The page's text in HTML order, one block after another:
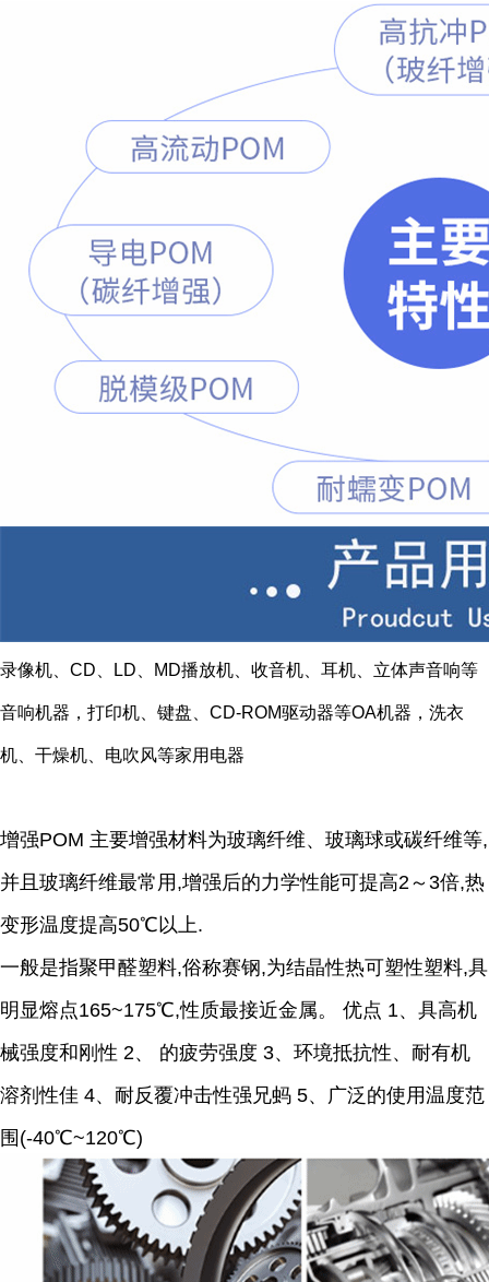
录像机、CD、LD、MD播放机、收音机、耳机、立体声音响等
音响机器，打印机、键盘、CD-ROM驱动器等OA机器，洗衣
机、干燥机、电吹风等家用电器
增强POM 主要增强材料为玻璃纤维、玻璃球或碳纤维等,
并且玻璃纤维最常用,增强后的力学性能可提高2～3倍,热
变形温度提高50℃以上.
一般是指聚甲醛塑料,俗称赛钢,为结晶性热可塑性塑料,具
明显熔点165~175℃,性质最接近金属。 优点 1、具高机
械强度和刚性 2、 的疲劳强度 3、环境抵抗性、耐有机
溶剂性佳 4、耐反覆冲击性强兄蚂 5、广泛的使用温度范
围(-40℃~120℃)